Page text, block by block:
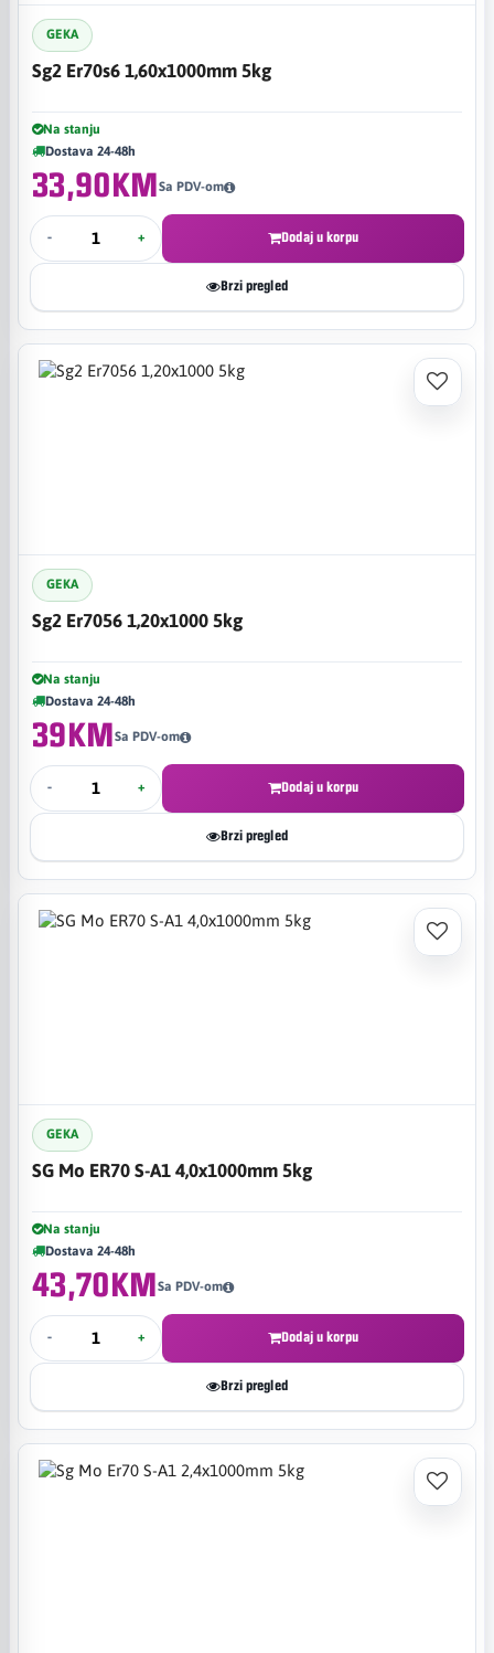
GEKA
Sg2 Er70s6 1,60x1000mm 5kg
Na stanju
Dostava 24-48h
33,90KMSa PDV-om
- + Dodaj u korpu
Brzi pregled
GEKA
Sg2 Er7056 1,20x1000 5kg
Na stanju
Dostava 24-48h
39KMSa PDV-om
- + Dodaj u korpu
Brzi pregled
GEKA
SG Mo ER70 S-A1 4,0x1000mm 5kg
Na stanju
Dostava 24-48h
43,70KMSa PDV-om
- + Dodaj u korpu
Brzi pregled